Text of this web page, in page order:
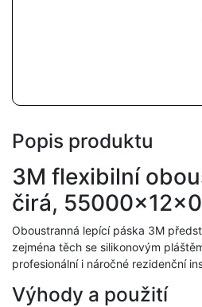
Popis produktu
3M flexibilní
čirá,
Oboustranná lepící páska 3M
zejména těch se silikonovým
profesionální i náročné rezidenční
Výhody a použití